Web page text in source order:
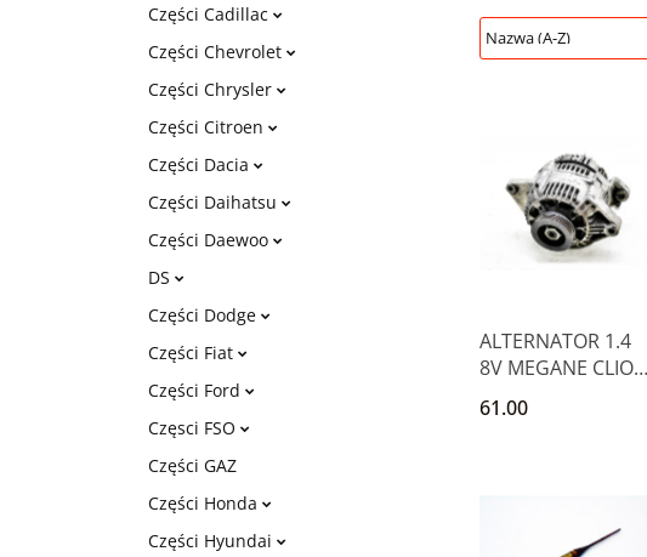
Części Cadillac
Części Chevrolet
Części Chrysler
Części Citroen
Części Dacia
Części Daihatsu
Części Daewoo
DS
Części Dodge
Części Fiat
Części Ford
Częsci FSO
Części GAZ
Części Honda
Części Hyundai
ALTERNATOR 1.4
8V MEGANE CLIO
KANGOO
61.00